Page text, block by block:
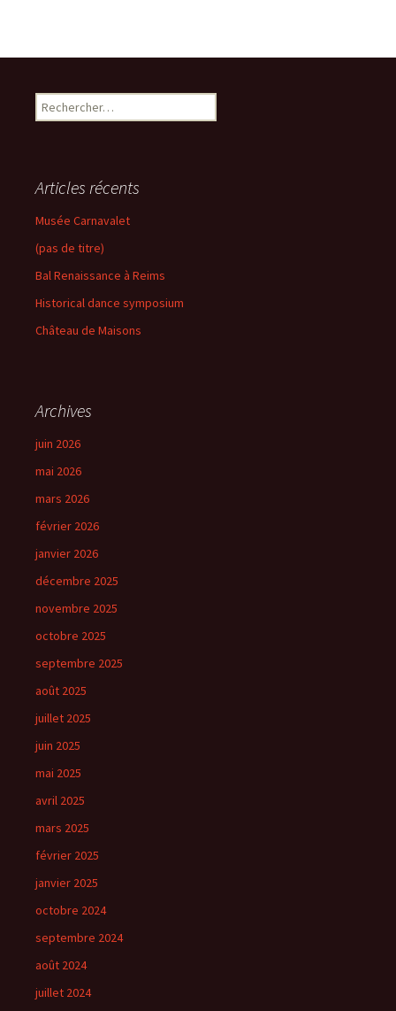
Rechercher :
Articles récents
Musée Carnavalet
(pas de titre)
Bal Renaissance à Reims
Historical dance symposium
Château de Maisons
Archives
juin 2026
mai 2026
mars 2026
février 2026
janvier 2026
décembre 2025
novembre 2025
octobre 2025
septembre 2025
août 2025
juillet 2025
juin 2025
mai 2025
avril 2025
mars 2025
février 2025
janvier 2025
octobre 2024
septembre 2024
août 2024
juillet 2024